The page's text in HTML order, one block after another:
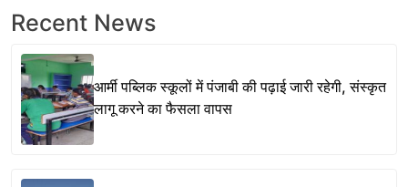
Recent News
आर्मी पब्लिक स्कूलों में पंजाबी की पढ़ाई जारी रहेगी, संस्कृत
लागू करने का फैसला वापस